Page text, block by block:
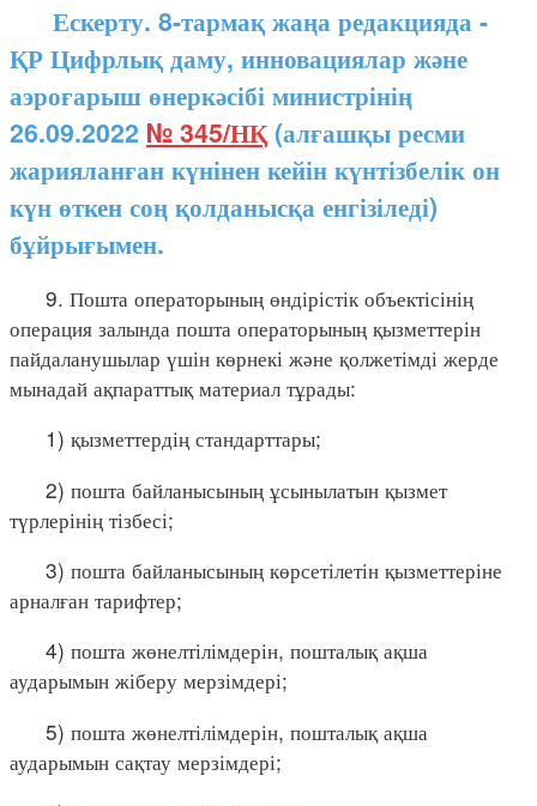
Ескерту. 8-тармақ жаңа редакцияда -
ҚР Цифрлық даму, инновациялар және
аэроғарыш өнеркәсібі министрінің
26.09.2022 № 345/НҚ (алғашқы ресми
жарияланған күнінен кейін күнтізбелік он
күн өткен соң қолданысқа енгізіледі)
бұйрығымен.
9. Пошта операторының өндірістік объектісінің
операция залында пошта операторының қызметтерін
пайдаланушылар үшін көрнекі және қолжетімді жерде
мынадай ақпараттық материал тұрады:
1) қызметтердің стандарттары;
2) пошта байланысының ұсынылатын қызмет
түрлерінің тізбесі;
3) пошта байланысының көрсетілетін қызметтеріне
арналған тарифтер;
4) пошта жөнелтілімдерін, пошталық ақша
аударымын жіберу мерзімдері;
5) пошта жөнелтілімдерін, пошталық ақша
аударымын сақтау мерзімдері;